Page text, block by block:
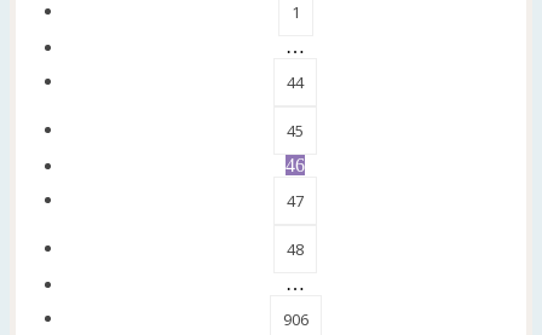
1
…
44
45
46
47
48
…
906